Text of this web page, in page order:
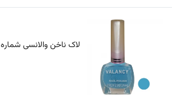
لاک ناخن والانسی شماره AA40